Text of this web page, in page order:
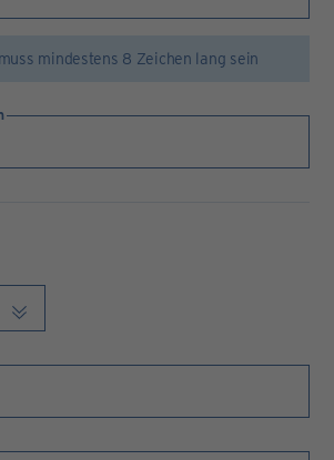
mindestens 8 Zeichen lang sein